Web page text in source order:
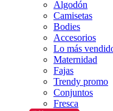
Algodón
Camisetas
Bodies
Accesorios
Lo más
Maternidad
Fajas
Trendy promo
Conjuntos
Fresca